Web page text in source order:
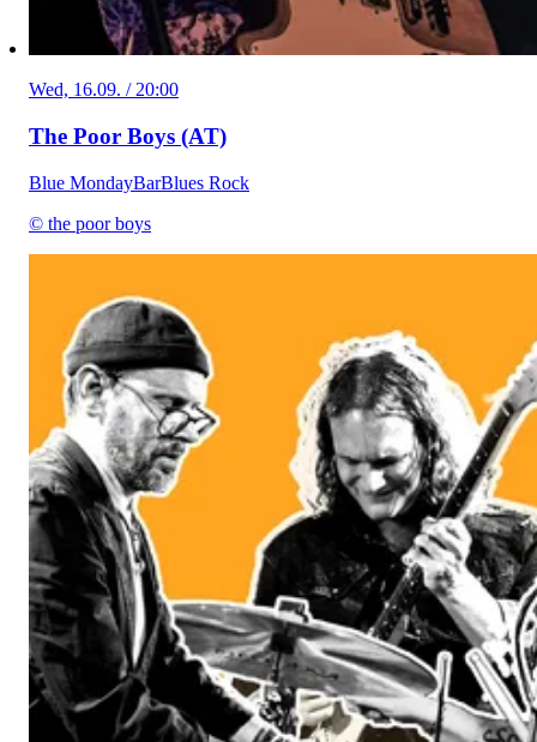
Wed, 16.09. / 20:00
The Poor Boys (AT)
Blue MondayBarBlues Rock
© the poor boys